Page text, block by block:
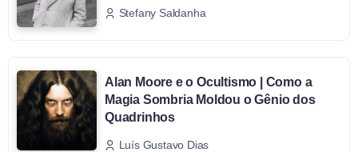
Stefany Saldanha
Alan Moore e o Ocultismo | Como a
Magia Sombria Moldou o Gênio dos
Quadrinhos
Luís Gustavo Dias